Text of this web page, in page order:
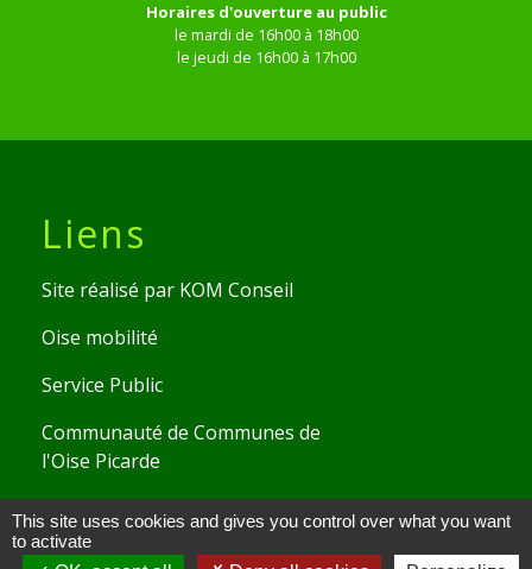
Horaires d'ouverture au public
le mardi de 16h00 à 18h00
le jeudi de 16h00 à 17h00
Liens
Site réalisé par KOM Conseil
Oise mobilité
Service Public
Communauté de Communes de
l'Oise Picarde
Mentions légales - Politique de confidentialité -
Accessibilité - Plan du site - Gestion des cookies
This site uses cookies and gives you control over what you want
to activate